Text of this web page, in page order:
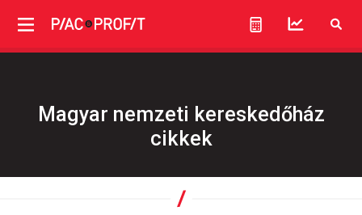
Magyar nemzeti kereskedőház
cikkek